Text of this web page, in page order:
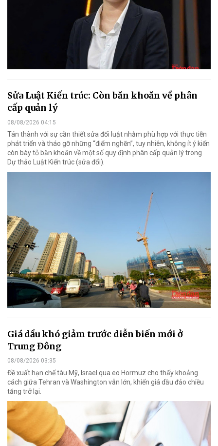
Sửa Luật Kiến trúc: Còn băn khoăn về phân
cấp quản lý
08/08/2026 04:15
Tán thành với sự cần thiết sửa đổi luật nhằm phù hợp với thực tiễn
phát triển và tháo gỡ những “điểm nghẽn”, tuy nhiên, không ít ý kiến
còn bày tỏ băn khoăn về một số quy định phân cấp quản lý trong
Dự thảo Luật Kiến trúc (sửa đổi).
Giá dầu khó giảm trước diễn biến mới ở
Trung Đông
08/08/2026 03:35
Đề xuất hạn chế tàu Mỹ, Israel qua eo Hormuz cho thấy khoảng
cách giữa Tehran và Washington vẫn lớn, khiến giá dầu đảo chiều
tăng trở lại.